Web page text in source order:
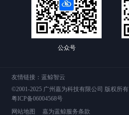
公众号
友情链接：蓝鲸智云
©2001-2025 广州嘉为科技有限公司 版权所有
粤ICP备06004568号
网站地图
嘉为蓝鲸服务条款